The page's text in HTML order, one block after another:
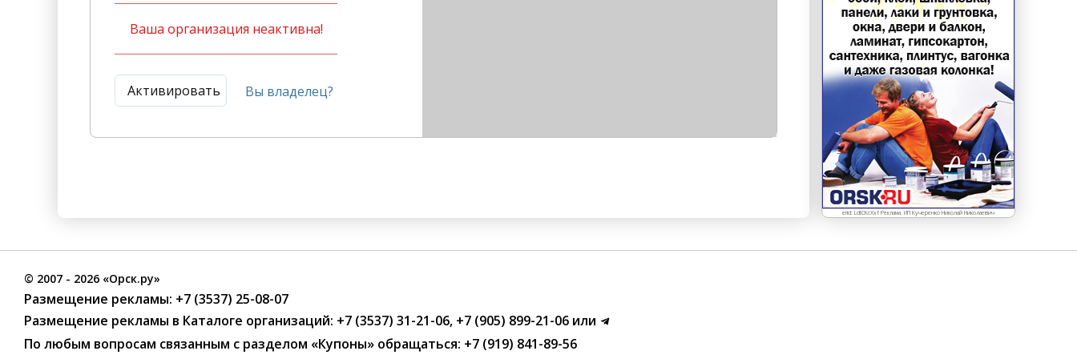
Ваша организация неактивна!
Активировать Вы владелец?
erid: LdtCKcXxf Реклама. ИП Кучеренко Николай Николаевич
© 2007 - 2026 «Орск.ру»
Размещение рекламы: +7 (3537) 25-08-07
Размещение рекламы в Каталоге организаций: +7 (3537) 31-21-06, +7 (905) 899-21-06 или
По любым вопросам связанным с разделом «Купоны» обращаться: +7 (919) 841-89-56